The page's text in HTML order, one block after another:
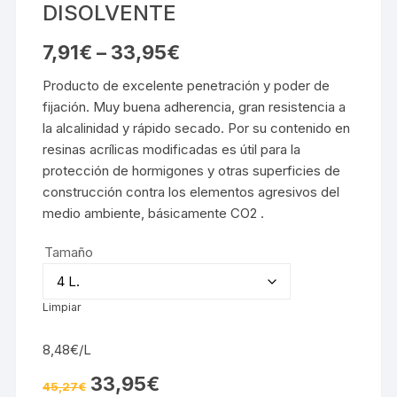
DISOLVENTE
7,91€ – 33,95€
Producto de excelente penetración y poder de
fijación. Muy buena adherencia, gran resistencia a
la alcalinidad y rápido secado. Por su contenido en
resinas acrílicas modificadas es útil para la
protección de hormigones y otras superficies de
construcción contra los elementos agresivos del
medio ambiente, básicamente CO2 .
Tamaño
Limpiar
8,48€/L
45,27€ El
precio
33,95€